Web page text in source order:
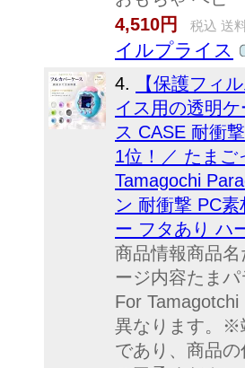
4,510円
税込 送
イルプライス
4.
【保護フィ
イス用の透明
ス CASE 耐衝
1位！／ たまご
Tamagochi
ン 耐衝撃 PC
ー フタあり ハ
商品情報商品
ージ内容たま
For
異なります。※
であり、商品